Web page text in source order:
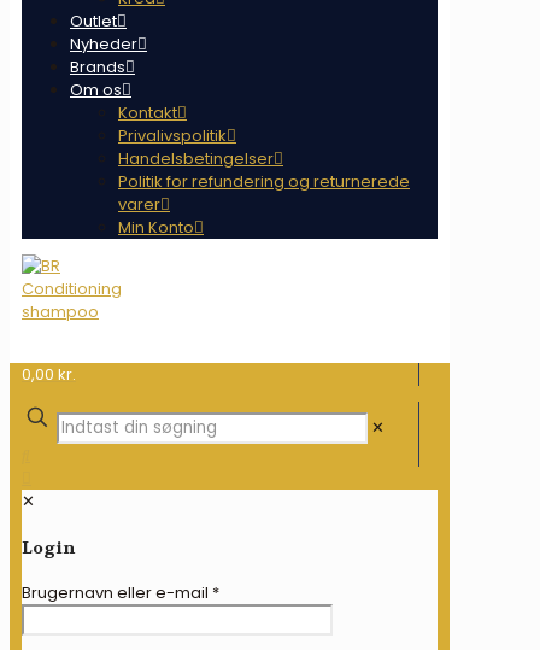
Outlet
Nyheder
Brands
Om os
Kontakt
Privalivspolitik
Handelsbetingelser
Politik for refundering og returnerede
varer
Min Konto
0,00 kr.
✕
✕
Login
Brugernavn eller e-mail *